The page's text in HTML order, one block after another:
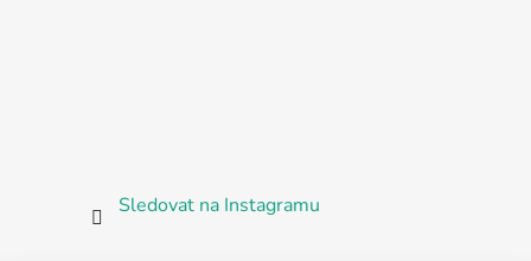
Sledovat na Instagramu